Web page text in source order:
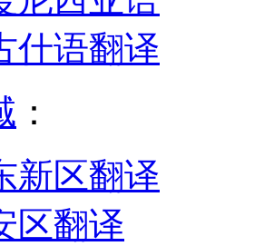
什语翻译
：
新区翻译
区翻译